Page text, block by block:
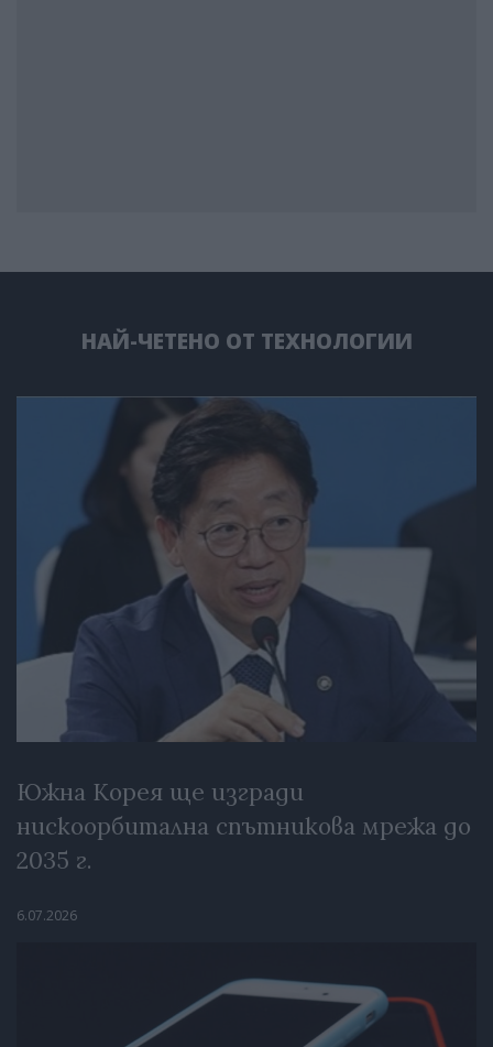
НАЙ-ЧЕТЕНО ОТ ТЕХНОЛОГИИ
Южна Корея ще изгради
нискоорбитална спътникова мрежа до
2035 г.
6.07.2026